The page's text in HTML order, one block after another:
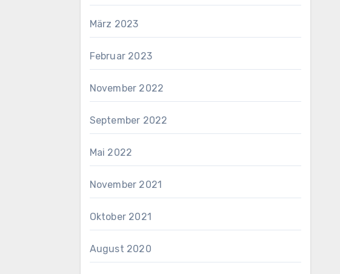
März 2023
Februar 2023
November 2022
September 2022
Mai 2022
November 2021
Oktober 2021
August 2020